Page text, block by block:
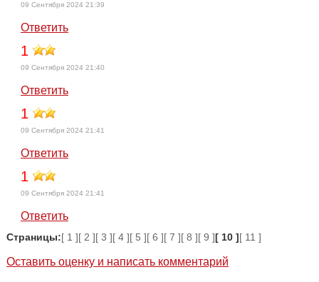
09 Сентября 2024 21:39
Ответить
09 Сентября 2024 21:40
Ответить
09 Сентября 2024 21:41
Ответить
09 Сентября 2024 21:41
Ответить
Страницы:[ 1 ][ 2 ][ 3 ][ 4 ][ 5 ][ 6 ][ 7 ][ 8 ][ 9 ][ 10 ][ 11 ]
Оставить оценку и написать комментарий